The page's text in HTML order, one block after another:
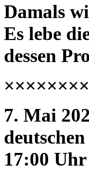
Damals
Es lebe
dessen
7. Mai
17:00